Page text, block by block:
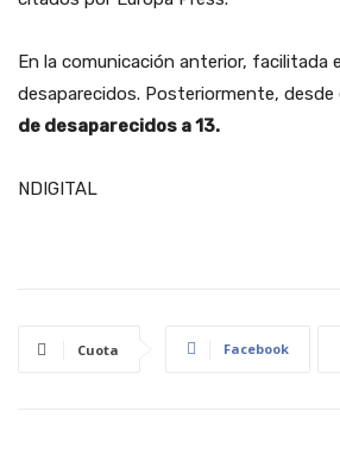
En la comunicación anterior, facilitada
desaparecidos. Posteriormente,
de desaparecidos a 13.
NDIGITAL
Cuota Facebook